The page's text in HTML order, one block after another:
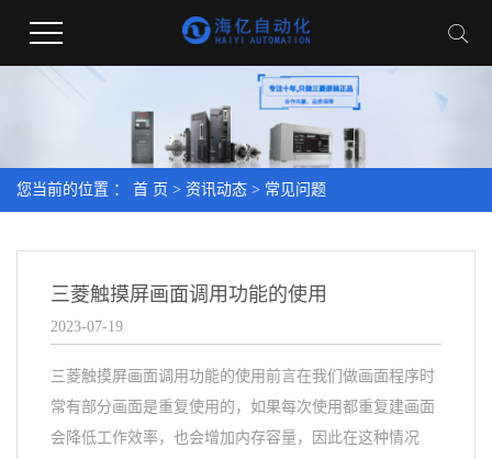
您当前的位置 ： 首 页 > 资讯动态 > 常见问题
三菱触摸屏画面调用功能的使用
2023-07-19
三菱触摸屏画面调用功能的使用前言在我们做画面程序时
常有部分画面是重复使用的，如果每次使用都重复建画面
会降低工作效率，也会增加内存容量，因此在这种情况